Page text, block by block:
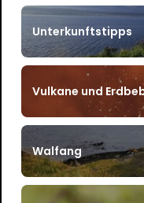
Unterkunftstipps
Vulkane und
Walfang